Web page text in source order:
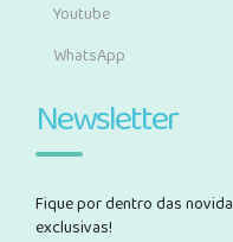
Youtube
WhatsApp
Newsletter
Fique por dentro das
exclusivas!